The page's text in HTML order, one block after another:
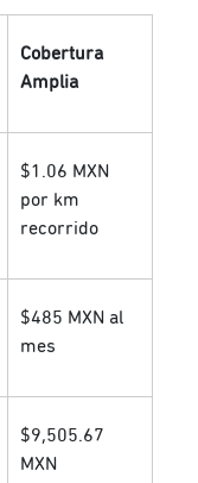
Cobertura
Amplia
$1.06 MXN
por km
recorrido
$485 MXN al
mes
$9,505.67
MXN